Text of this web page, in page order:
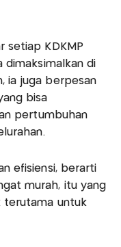
setiap KDKMP
dimaksimalkan di
ia juga berpesan
bisa
pertumbuhan
efisiensi, berarti
murah, itu yang
terutama untuk